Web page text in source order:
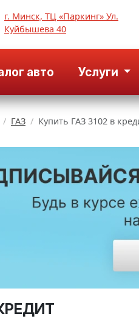
г. Минск, ТЦ «Паркинг» Ул.
Куйбышева 40
авто Услуги
ГАЗ Купить ГАЗ 3102 в